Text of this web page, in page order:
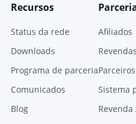
Recursos
Status da rede
Downloads
Programa de parceria
Comunicados
Blog
Afiliados
Revendas
Parceiros
Sistema